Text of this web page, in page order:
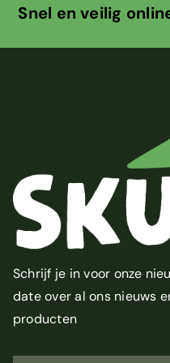
online
Schrijf je in voor onze
date over al ons nieuws
producten